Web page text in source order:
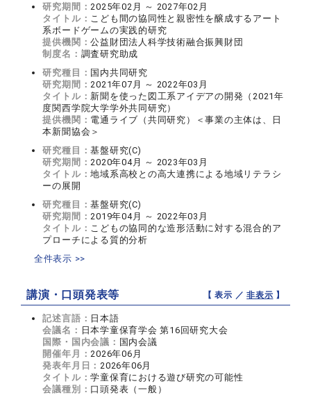
研究期間： 2025年02月 ～ 2027年02月
タイトル： こども間の協同性と親密性を醸成するアート
系ボードゲームの実践的研究
提供機関：公益財団法人科学技術融合振興財団
制度名： 調査研究助成
研究種目： 国内共同研究
研究期間： 2021年07月 ～ 2022年03月
タイトル： 新聞を使った図工系アイデアの開発（2021年
度関西学院大学学外共同研究）
提供機関： 電通ライブ（共同研究）＜事業の主体は、日
本新聞協会＞
研究種目：基盤研究(C)
研究期間： 2020年04月 ～ 2023年03月
タイトル：地域系高校との高大連携による地域リテラシ
ーの展開
研究種目：基盤研究(C)
研究期間： 2019年04月 ～ 2022年03月
タイトル： こどもの協同的な造形活動に対する混合的ア
プローチによる質的分析
全件表示 >>
講演・口頭発表等 【 表示 ／非表示 】
記述言語： 日本語
会議名： 日本学童保育学会 第16回研究大会
国際・国内会議： 国内会議
開催年月： 2026年06月
発表年月日： 2026年06月
タイトル：学童保育における遊び研究の可能性
会議種別： 口頭発表（一般）